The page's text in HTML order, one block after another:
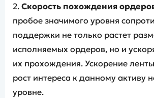
2. Скорость похождения
пробое значимого уровня
поддержки не только растет
исполняемых ордеров, но и
их прохождения. Ускорение
рост интереса к данному активу
уровне.